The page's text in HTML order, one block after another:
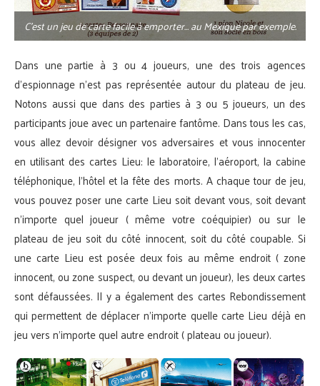
C’est un jeu de carte facile à emporter… au Mexique par exemple.
Dans une partie à 3 ou 4 joueurs, une des trois agences
d’espionnage n’est pas représentée autour du plateau de jeu.
Notons aussi que dans des parties à 3 ou 5 joueurs, un des
participants joue avec un partenaire fantôme. Dans tous les cas,
vous allez devoir désigner vos adversaires et vous innocenter
en utilisant des cartes Lieu: le laboratoire, l’aéroport, la cabine
téléphonique, l’hôtel et la fête des morts. A chaque tour de jeu,
vous pouvez poser une carte Lieu soit devant vous, soit devant
n’importe quel joueur ( même votre coéquipier) ou sur le
plateau de jeu soit du côté innocent, soit du côté coupable. Si
une carte Lieu est posée deux fois au même endroit ( zone
innocent, ou zone suspect, ou devant un joueur), les deux cartes
sont défaussées. Il y a également des cartes Rebondissement
qui permettent de déplacer n’importe quelle carte Lieu déjà en
jeu vers n’importe quel autre endroit ( plateau ou joueur).